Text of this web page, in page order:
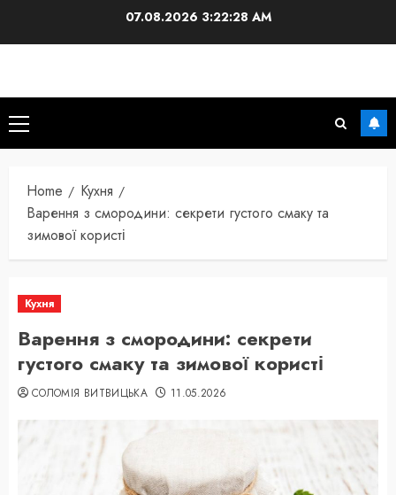
07.08.2026 3:22:29 AM
Primary
Menu
Home
Кухня
Варення з смородини: секрети густого смаку та
зимової користі
Кухня
Варення з смородини: секрети
густого смаку та зимової користі
СОЛОМІЯ ВИТВИЦЬКА 11.05.2026